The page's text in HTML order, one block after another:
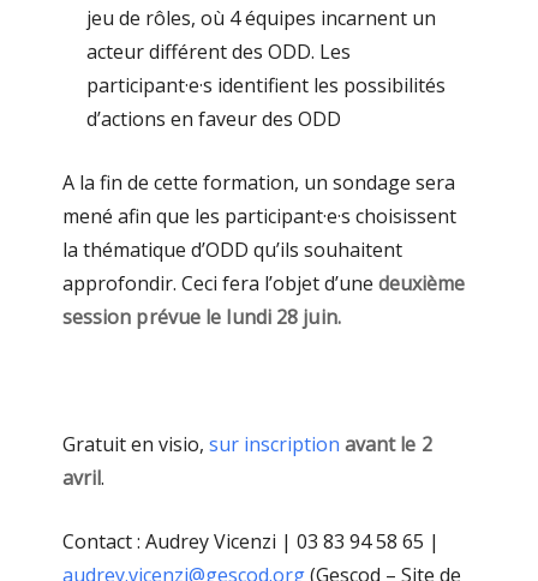
jeu de rôles, où 4 équipes incarnent un
acteur différent des ODD. Les
participant·e·s identifient les possibilités
d’actions en faveur des ODD
A la fin de cette formation, un sondage sera
mené afin que les participant·e·s choisissent
la thématique d’ODD qu’ils souhaitent
approfondir. Ceci fera l’objet d’une deuxième
session prévue le lundi 28 juin.
Gratuit en visio, sur inscription avant le 2
avril.
Contact : Audrey Vicenzi | 03 83 94 58 65 |
audrey.vicenzi@gescod.org(Gescod – Site de